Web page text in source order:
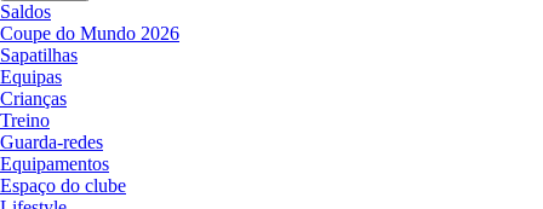
Saldos
Coupe do Mundo 2026
Sapatilhas
Equipas
Crianças
Treino
Guarda-redes
Equipamentos
Espaço do clube